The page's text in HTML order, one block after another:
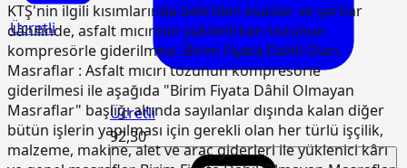
Ücretli
Ücretli
92,30
KTŞ'nin ilgili kısımlarında belirtilen esaslar ve şartlar
dâhilinde, asfalt mıcırının yüklenirken tozunun
kompresörle giderilmesi. Birim Fiyata Dahil Olan
Masraflar : Asfalt mıcırı tozunun kompresörle
giderilmesi ile aşağıda "Birim Fiyata Dâhil Olmayan
Masraflar" başlığı altında sayılanlar dışında kalan diğer
bütün işlerin yapılması için gerekli olan her türlü işçilik,
malzeme, makine, alet ve araç giderleri ile yüklenici kârı